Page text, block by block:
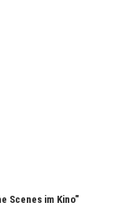
Scenes im Kino"